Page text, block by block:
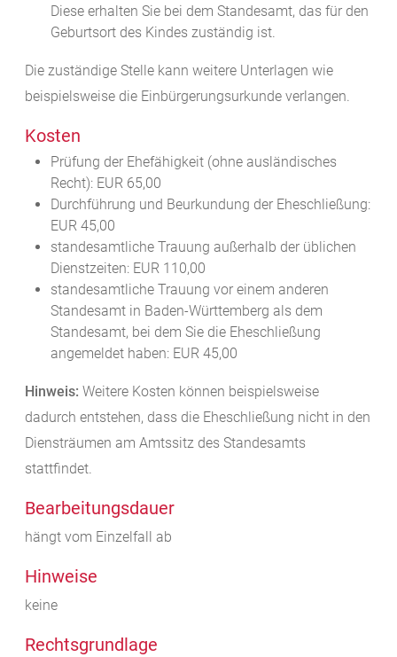
Diese erhalten Sie bei dem Standesamt, das für den
Geburtsort des Kindes zuständig ist.
Die zuständige Stelle kann weitere Unterlagen wie
beispielsweise die Einbürgerungsurkunde verlangen.
Kosten
Prüfung der Ehefähigkeit (ohne ausländisches
Recht): EUR 65,00
Durchführung und Beurkundung der Eheschließung:
EUR 45,00
standesamtliche Trauung außerhalb der üblichen
Dienstzeiten: EUR 110,00
standesamtliche Trauung vor einem anderen
Standesamt in Baden-Württemberg als dem
Standesamt, bei dem Sie die Eheschließung
angemeldet haben: EUR 45,00
Hinweis: Weitere Kosten können beispielsweise
dadurch entstehen, dass die Eheschließung nicht in den
Diensträumen am Amtssitz des Standesamts
stattfindet.
Bearbeitungsdauer
hängt vom Einzelfall ab
Hinweise
keine
Rechtsgrundlage